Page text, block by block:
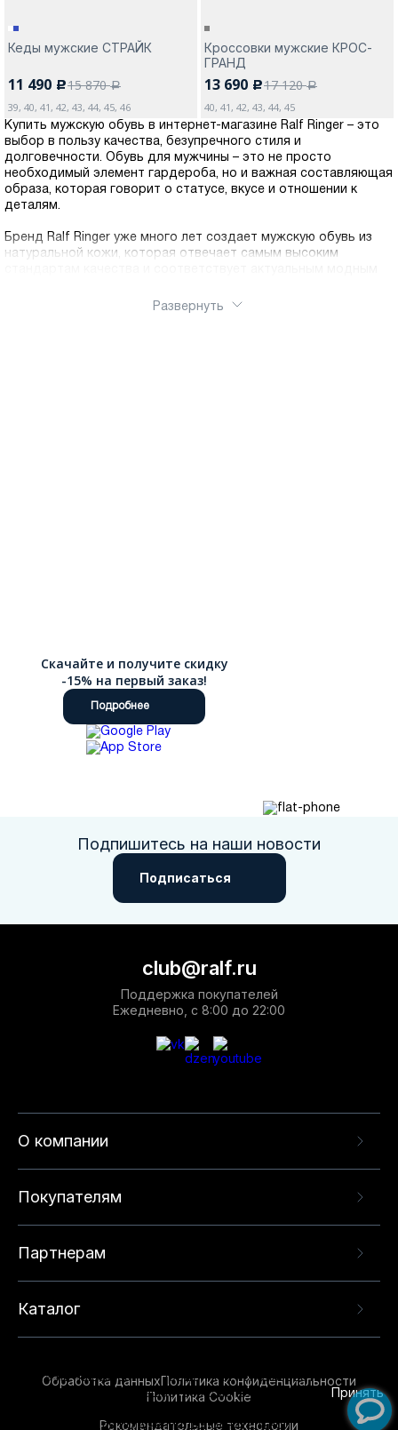
Кеды мужские СТРАЙК
11 490 c15 870a
39, 40, 41, 42, 43, 44, 45, 46
Кроссовки мужские КРОС-
ГРАНД
13 690 c17 120a
40, 41, 42, 43, 44, 45
Купить мужскую обувь в интернет-магазине Ralf Ringer – это
выбор в пользу качества, безупречного стиля и
долговечности. Обувь для мужчины – это не просто
необходимый элемент гардероба, но и важная составляющая
образа, которая говорит о статусе, вкусе и отношении к
деталям.
Бренд Ralf Ringer уже много лет создает мужскую обувь из
натуральной кожи, которая отвечает самым высоким
включает широкий выбор моделей для любого случая и
Развернуть
Скачайте и получите скидку
-15% на первый заказ!
Подробнее
Подпишитесь на наши новости
Подписаться
О компании
Покупателям
Партнерам
Каталог
club@ralf.ru
Поддержка покупателей
Ежедневно, с 8:00 до 22:00
Обработка данныхПолитика конфиденциальности
Политика Cookie
Рекомендательные технологии
опыта на нашем сайте. Продолжая использовать
данный сайт, вы соглашаетесь с использованием
технологий. Для получения дополнительной
Принять